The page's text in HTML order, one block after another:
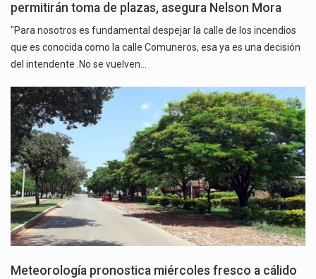
permitirán toma de plazas, asegura Nelson Mora
"Para nosotros es fundamental despejar la calle de los incendios
que es conocida como la calle Comuneros, esa ya es una decisión
del intendente .No se vuelven…
Meteorología pronostica miércoles fresco a cálido